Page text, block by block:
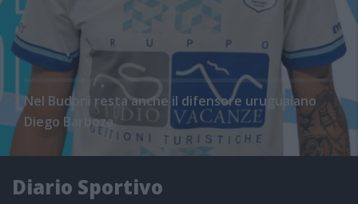
Nel Budoni resta anche il difensore uruguaiano
Diego Barboza
Diario Sportivo